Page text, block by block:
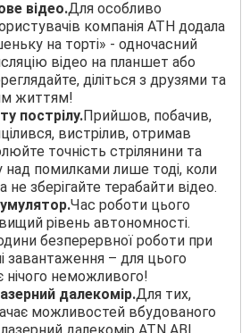
відео.Для особливо
компанія АТН додала
на торті» - одночасний
відео на планшет або
діліться з друзями та
життям!
пострілу.Прийшов, побачив,
вистрілив, отримав
точність стрілянини та
над помилками лише тоді, коли
не зберігайте терабайти відео.
Час роботи цього
рівень автономності.
безперервної роботи при
завантаження – для цього
нічого неможливого!
далекомір.Для тих,
можливостей вбудованого
далекомір ATN ABL.